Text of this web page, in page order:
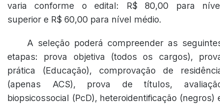
varia conforme o edital: R$ 80,00 para
superior e R$ 60,00 para nível médio.
A seleção poderá compreender as
etapas: prova objetiva (todos os cargos),
prática (Educação), comprovação de
(apenas ACS), prova de títulos,
biopsicossocial (PcD), heteroidentificação (negros)